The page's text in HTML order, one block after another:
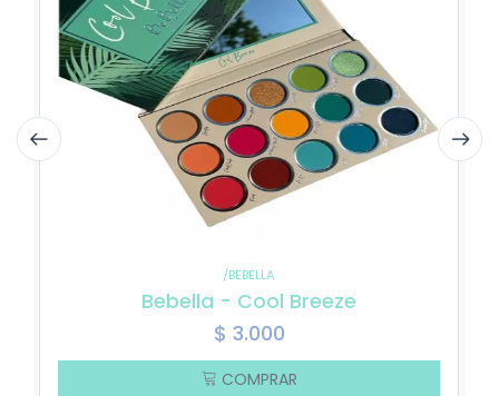
/BEBELLA
Bebella - Cool Breeze
$ 3.000
COMPRAR